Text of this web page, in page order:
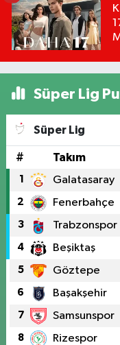
Süper Lig
Süper Lig
# Takım
1 Galatasaray
2 Fenerbahçe
3 Trabzonspor
4 Beşiktaş
5 Göztepe
6 Başakşehir
7 Samsunspor
8 Rizespor